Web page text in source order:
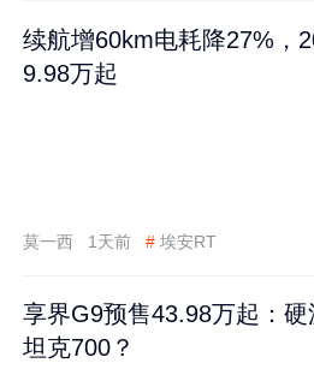
续航增60km电耗降27%，
9.98万起
莫一西 1天前 # 埃安RT
享界G9预售43.98万起：
坦克700？